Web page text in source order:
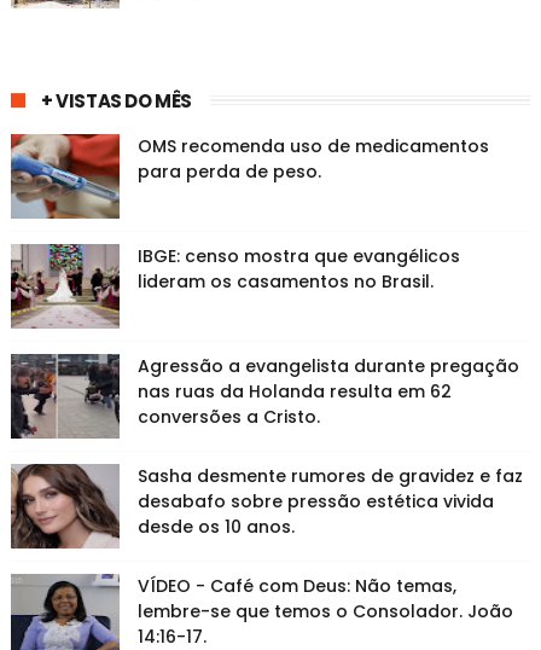
+ VISTAS DO MÊS
OMS recomenda uso de medicamentos
para perda de peso.
IBGE: censo mostra que evangélicos
lideram os casamentos no Brasil.
Agressão a evangelista durante pregação
nas ruas da Holanda resulta em 62
conversões a Cristo.
Sasha desmente rumores de gravidez e faz
desabafo sobre pressão estética vivida
desde os 10 anos.
VÍDEO - Café com Deus: Não temas,
lembre-se que temos o Consolador. João
14:16-17.